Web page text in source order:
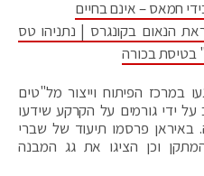
חמאס – אינם בחיים
הנאום בקונגרס | נתניהו טס
בטיסת בכורה
במרכז הפיתוח וייצור מל"טים
על ידי גורמים על הקרקע שידעו
באיראן פרסמו תיעוד של שברי
וכן הציגו את גג המבנה